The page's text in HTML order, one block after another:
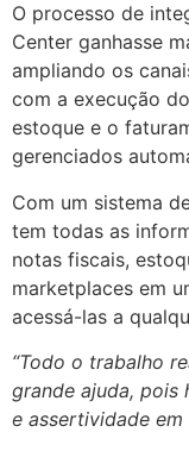
O processo de
Center ganhasse
ampliando os
com a execução
estoque e o
gerenciados
Com um sistema
tem todas as
notas fiscais,
marketplaces em
acessá-las a
“Todo o trabalho
grande ajuda, pois
e assertividade em